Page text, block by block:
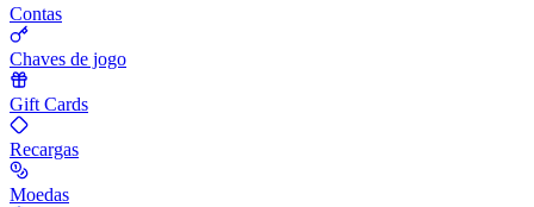
Contas
Chaves de jogo
Gift Cards
Recargas
Moedas